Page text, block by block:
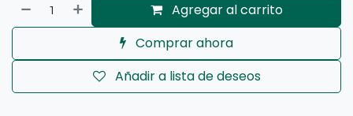
Agregar al carrito
Comprar ahora
Añadir a lista de deseos